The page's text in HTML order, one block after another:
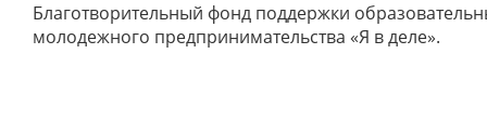
Благотворительный фонд поддержки
молодежного предпринимательства «Я в деле».